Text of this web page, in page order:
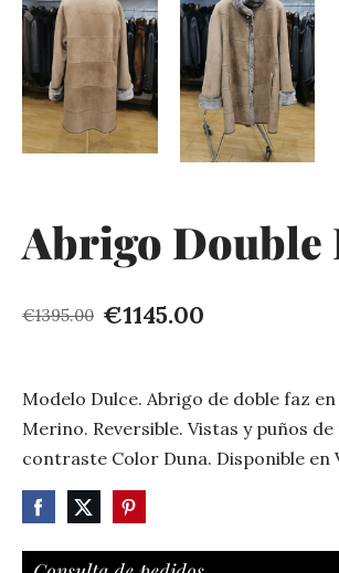
Abrigo Double
€1395.00 €1145.00
Modelo Dulce. Abrigo de doble faz
Merino. Reversible. Vistas y puños de
contraste Color Duna. Disponible en